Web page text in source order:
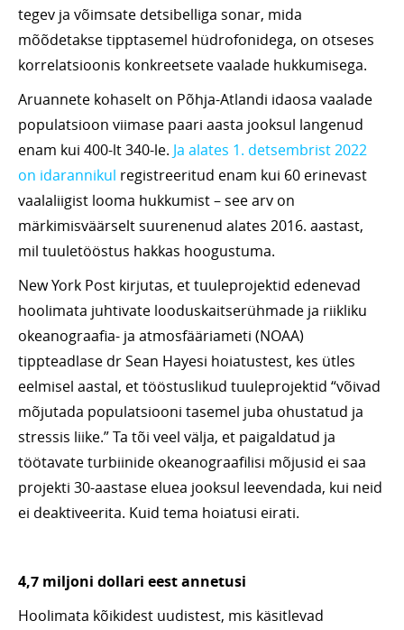
tegev ja võimsate detsibelliga sonar, mida
mõõdetakse tipptasemel hüdrofonidega, on otseses
korrelatsioonis konkreetsete vaalade hukkumisega.
Aruannete kohaselt on Põhja-Atlandi idaosa vaalade
populatsioon viimase paari aasta jooksul langenud
enam kui 400-lt 340-le. Ja alates 1. detsembrist 2022
on idarannikul registreeritud enam kui 60 erinevast
vaalaliigist looma hukkumist – see arv on
märkimisväärselt suurenenud alates 2016. aastast,
mil tuuletööstus hakkas hoogustuma.
New York Post kirjutas, et tuuleprojektid edenevad
hoolimata juhtivate looduskaitserühmade ja riikliku
okeanograafia- ja atmosfääriameti (NOAA)
tippteadlase dr Sean Hayesi hoiatustest, kes ütles
eelmisel aastal, et tööstuslikud tuuleprojektid “võivad
mõjutada populatsiooni tasemel juba ohustatud ja
stressis liike.” Ta tõi veel välja, et paigaldatud ja
töötavate turbiinide okeanograafilisi mõjusid ei saa
projekti 30-aastase eluea jooksul leevendada, kui neid
ei deaktiveerita. Kuid tema hoiatusi eirati.
4,7 miljoni dollari eest annetusi
Hoolimata kõikidest uudistest, mis käsitlevad